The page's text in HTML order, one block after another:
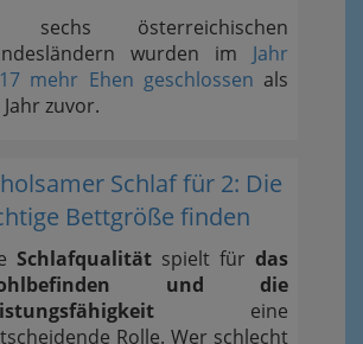
sechs österreichischen
wurden im Jahr
mehr Ehen geschlossen als
zuvor.
Schlaf für 2: Die
Bettgröße finden
Schlafqualität spielt für das
und die
eine
Rolle. Wer schlecht